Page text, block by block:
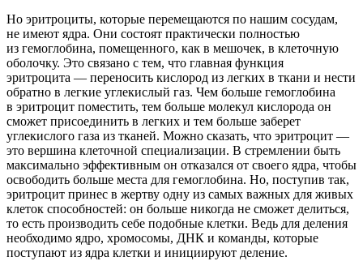
Но эритроциты, которые перемещаются по нашим сосудам,
не имеют ядра. Они состоят практически полностью
из гемоглобина, помещенного, как в мешочек, в клеточную
оболочку. Это связано с тем, что главная функция
эритроцита — переносить кислород из легких в ткани и нести
обратно в легкие углекислый газ. Чем больше гемоглобина
в эритроцит поместить, тем больше молекул кислорода он
сможет присоединить в легких и тем больше заберет
углекислого газа из тканей. Можно сказать, что эритроцит —
это вершина клеточной специализации. В стремлении быть
максимально эффективным он отказался от своего ядра, чтобы
освободить больше места для гемоглобина. Но, поступив так,
эритроцит принес в жертву одну из самых важных для живых
клеток способностей: он больше никогда не сможет делиться,
то есть производить себе подобные клетки. Ведь для деления
необходимо ядро, хромосомы, ДНК и команды, которые
поступают из ядра клетки и инициируют деление.